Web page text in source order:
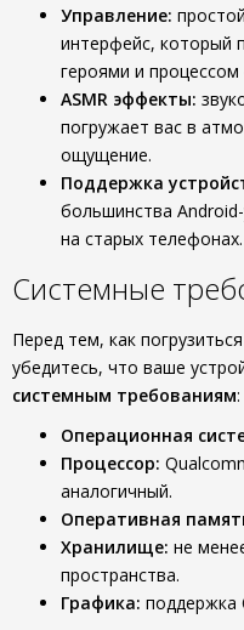
Управление:
интерфейс, который
героями и процессом
ASMR эффекты:
погружает вас в
ощущение.
Поддержка
большинства
на старых телефонах.
Системные
Перед тем, как
убедитесь, что ваше
системным требованиям:
Операционная
Процессор:
аналогичный.
Оперативная
Хранилище: не
пространства.
Графика: поддержка